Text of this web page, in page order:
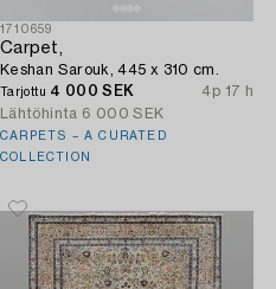
1710659
Carpet,
Keshan Sarouk, 445 x 310 cm.
Tarjottu 4 000 SEK
4p 17 h
Lähtöhinta 6 000 SEK
CARPETS – A CURATED
COLLECTION